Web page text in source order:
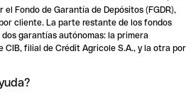
Fondo de Garantía de Depósitos (FGDR),
cliente. La parte restante de los fondos
garantías autónomas: la primera
filial de Crédit Agricole S.A., y la otra por